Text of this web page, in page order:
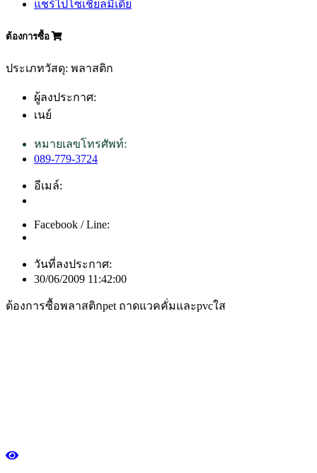
แชร์ไปโซเชียลมีเดีย
ต้องการซื้อ
ประเภทวัสดุ: พลาสติก
ผู้ลงประกาศ:
เนย์
หมายเลขโทรศัพท์:
089-779-3724
อีเมล์:
Facebook / Line:
วันที่ลงประกาศ:
30/06/2009 11:42:00
ต้องการซื้อพลาสติกpet ถาดแวคคั่มและpvcใส